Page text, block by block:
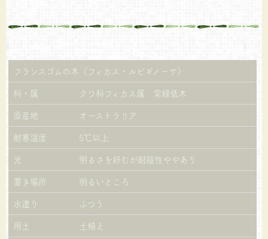
フランスゴムの木（フィカス・ルビギノーサ）
科・属
クワ科フィカス属 常緑低木
原産地
オーストラリア
耐寒温度
5℃以上
光
明るさを好むが耐陰性ややあり
置き場所
明るいところ
水遣り
ふつう
用土
土植え